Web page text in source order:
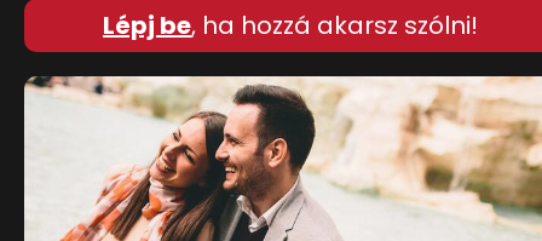
Lépj be, ha hozzá akarsz szólni!